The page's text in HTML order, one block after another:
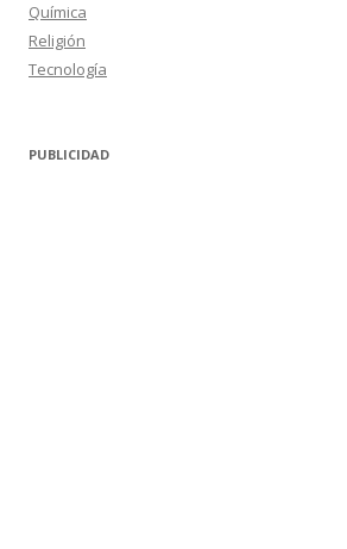
Química
Religión
Tecnología
PUBLICIDAD